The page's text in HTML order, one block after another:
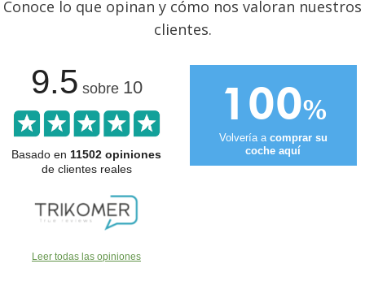
Conoce lo que opinan y cómo nos valoran nuestros
clientes.
9.5 sobre 10
Basado en11502 opiniones
de clientes reales
Leer todas las opiniones
100%
Volvería a comprar su
coche aquí